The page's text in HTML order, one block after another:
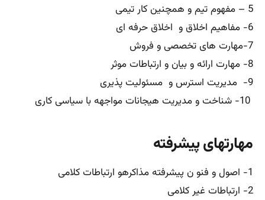
5 – مفهوم تیم و همچنین کار تیمی
6- مفاهیم اخلاق و اخلاق حرفه ای
7-مهارت های تخصصی و فروش
8- مهارت ارائه و بیان و ارتباطات موثر
9- مدیریت استرس و مسئولیت پذیری
مهارتهای پیشرفته
1- اصول و فنو ن پیشرفته مذاکرهو ارتباطات کلامی
2- ارتباطات غیر کلامی